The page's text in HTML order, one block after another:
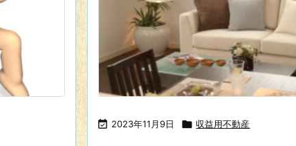
 2023年11月9日  収益用不動産